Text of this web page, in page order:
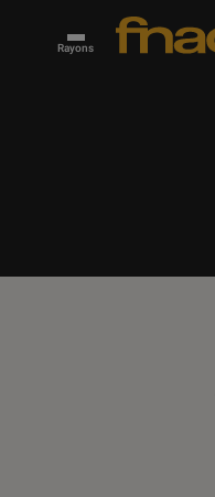
Rayons